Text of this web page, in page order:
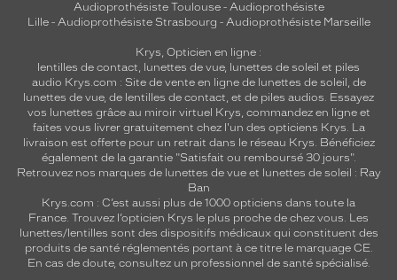
Audioprothésiste Toulouse- Audioprothésiste
Lille- Audioprothésiste Strasbourg - Audioprothésiste Marseille
Krys, Opticien en ligne :
lentilles de contact, lunettes de vue, lunettes de soleil et piles
audio Krys.com : Site de vente en ligne de lunettes de soleil, de
lunettes de vue, de lentilles de contact, et de piles audios. Essayez
vos lunettes grâce au miroir virtuel Krys, commandez en ligne et
faites vous livrer gratuitement chez l'un des opticiens Krys. La
livraison est offerte pour un retrait dans le réseau Krys. Bénéficiez
également de la garantie "Satisfait ou remboursé 30 jours".
Retrouvez nos marques de lunettes de vue et lunettes de soleil : Ray
Ban
Krys.com : C’est aussi plus de 1000 opticiens dans toute la
France. Trouvez l’opticien Krys le plus proche de chez vous. Les
lunettes/lentilles sont des dispositifs médicaux qui constituent des
produits de santé réglementés portant à ce titre le marquage CE.
En cas de doute, consultez un professionnel de santé spécialisé.